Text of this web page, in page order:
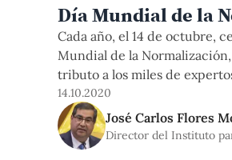
Día Mundial de la
Cada año, el 14 de octubre,
Mundial de la
tributo a los miles de
conocimiento, experiencias y
alrededor del mundo, y que
colaborativa en el desarrollo
voluntarios, que luego son
14.10.2020
José Carlos Flores
Director del Instituto